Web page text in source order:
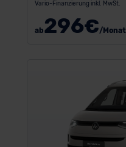
Vario-Finanzierung inkl. MwSt.
ab296€/Monat